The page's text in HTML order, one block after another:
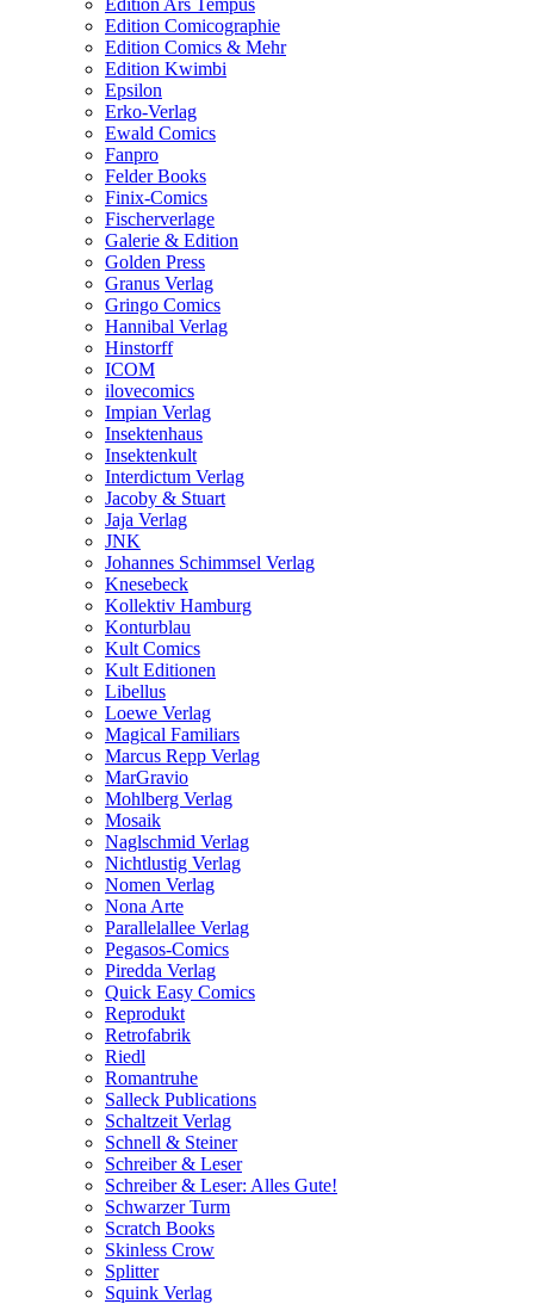
Edition Ars Tempus
Edition Comicographie
Edition Comics & Mehr
Edition Kwimbi
Epsilon
Erko-Verlag
Ewald Comics
Fanpro
Felder Books
Finix-Comics
Fischerverlage
Galerie & Edition
Golden Press
Granus Verlag
Gringo Comics
Hannibal Verlag
Hinstorff
ICOM
ilovecomics
Impian Verlag
Insektenhaus
Insektenkult
Interdictum Verlag
Jacoby & Stuart
Jaja Verlag
JNK
Johannes Schimmsel Verlag
Knesebeck
Kollektiv Hamburg
Konturblau
Kult Comics
Kult Editionen
Libellus
Loewe Verlag
Magical Familiars
Marcus Repp Verlag
MarGravio
Mohlberg Verlag
Mosaik
Naglschmid Verlag
Nichtlustig Verlag
Nomen Verlag
Nona Arte
Parallelallee Verlag
Pegasos-Comics
Piredda Verlag
Quick Easy Comics
Reprodukt
Retrofabrik
Riedl
Romantruhe
Salleck Publications
Schaltzeit Verlag
Schnell & Steiner
Schreiber & Leser
Schreiber & Leser: Alles Gute!
Schwarzer Turm
Scratch Books
Skinless Crow
Splitter
Squink Verlag